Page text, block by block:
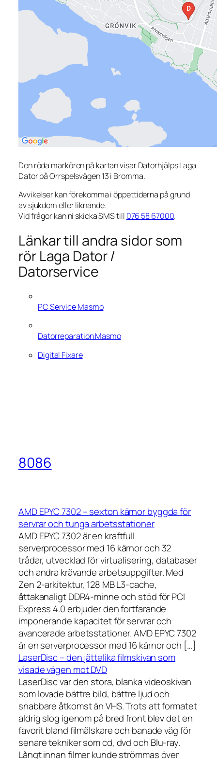
Den röda markören på kartan visar Datorhjälps Laga
Dator på Orrspelsvägen 13 i Bromma.
Avvikelser kan förekomma i öppettiderna på grund
av sjukdom eller liknande.
Vid frågor kan ni skicka SMS till 076 58 67000.
Länkar till andra sidor som
rör Laga Dator /
Datorservice
PC Service Masmo
Datorreparation Masmo
Digital Fixare
8086
AMD EPYC 7302 – sexton kärnor byggda för
servrar och tunga arbetsstationer
AMD EPYC 7302 är en kraftfull
serverprocessor med 16 kärnor och 32
trådar, utvecklad för virtualisering, databaser
och andra krävande arbetsuppgifter. Med
Zen 2-arkitektur, 128 MB L3-cache,
åttakanaligt DDR4-minne och stöd för PCI
Express 4.0 erbjuder den fortfarande
imponerande kapacitet för servrar och
avancerade arbetsstationer. AMD EPYC 7302
är en serverprocessor med 16 kärnor och […]
LaserDisc – den jättelika filmskivan som
visade vägen mot DVD
LaserDisc var den stora, blanka videoskivan
som lovade bättre bild, bättre ljud och
snabbare åtkomst än VHS. Trots att formatet
aldrig slog igenom på bred front blev det en
favorit bland filmälskare och banade väg för
senare tekniker som cd, dvd och Blu-ray.
Långt innan filmer kunde strömmas över